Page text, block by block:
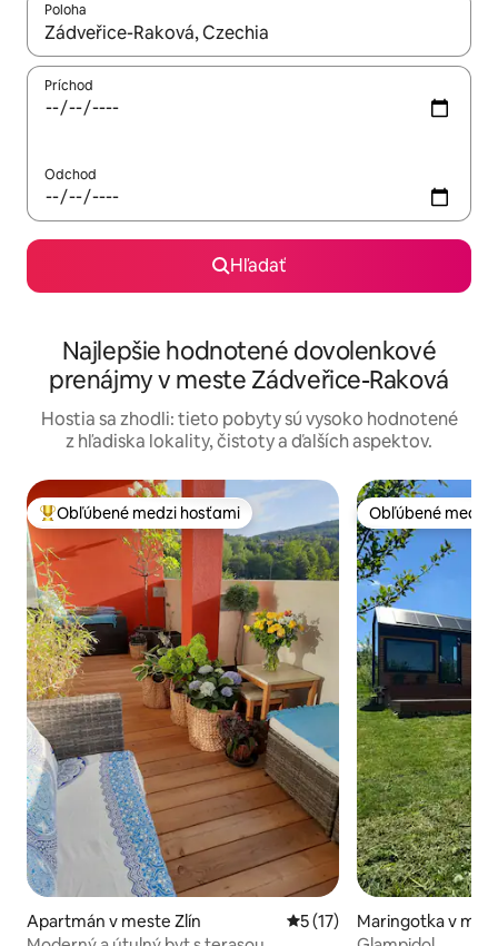
Poloha
Keď budú výsledky k dispozícii, môžete si ich prechádzať
Príchod
Odchod
Hľadať
Najlepšie hodnotené dovolenkové
prenájmy v meste Zádveřice-Raková
Hostia sa zhodli: tieto pobyty sú vysoko hodnotené
z hľadiska lokality, čistoty a ďalších aspektov.
Najobľúbenejšie medzi hosťami
Obľúbené medzi hosťami
Apartmán v meste Zlín Priemerné ohodnotenie 5
5 (17)
Obľúbené medzi
Obľúbené medzi
Maringotka v